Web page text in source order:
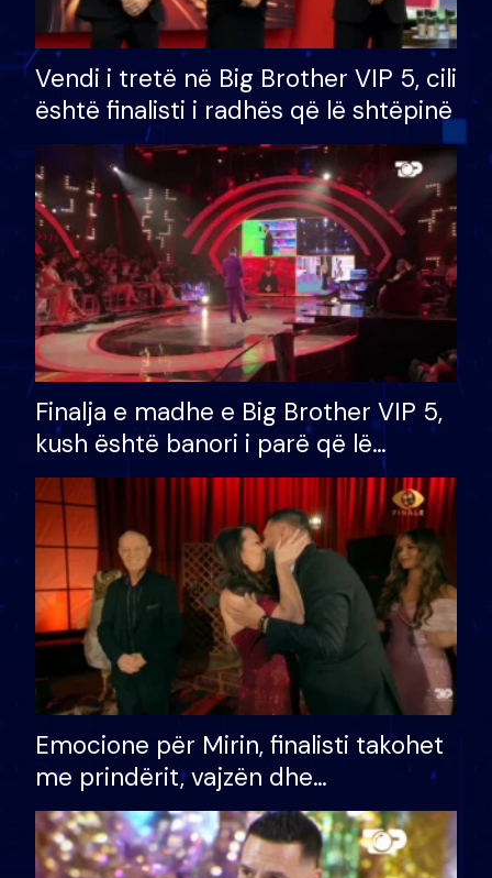
Vendi i tretë në Big Brother VIP 5, cili
është finalisti i radhës që lë shtëpinë
Finalja e madhe e Big Brother VIP 5,
kush është banori i parë që lë
shtëpinë dhe humb mundësinë për
të fituar çmimin e madh
Emocione për Mirin, finalisti takohet
me prindërit, vajzën dhe
bashkëshorten: S’kemi ndonjë letër
divorci apo jo?